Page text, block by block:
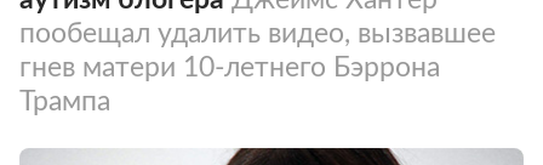
пообещал удалить видео, вызвавшее
гнев матери 10-летнего Бэррона
Трампа